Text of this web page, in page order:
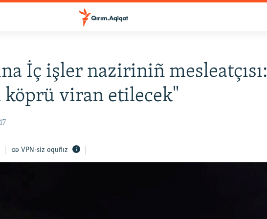
İç işler naziriniñ mesleatçısı:
köprü viran etilecek"
VPN-siz oquñız